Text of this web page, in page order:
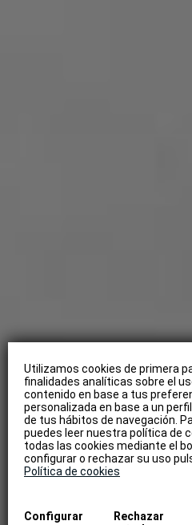
Utilizamos cookies de primera
finalidades analíticas sobre el
contenido en base a tus
personalizada en base a un
de tus hábitos de navegación.
puedes leer nuestra política de
todas las cookies mediante el
configurar o rechazar su uso
Política de cookies
Configurar
Rechazar